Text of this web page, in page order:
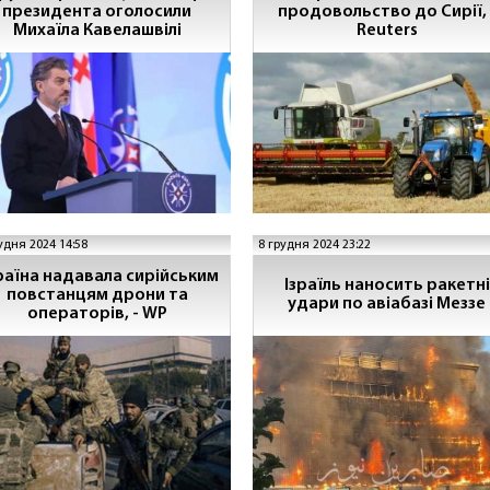
президента оголосили
Михаїла Кавелашвілі
продовольство до Сирії,
Reuters
2024 14:58
надавала сирійським
повстанцям дрони та
операторів, - WP
8 грудня 2024 23:22
Ізраїль наносить ракетні
удари по авіабазі Меззе